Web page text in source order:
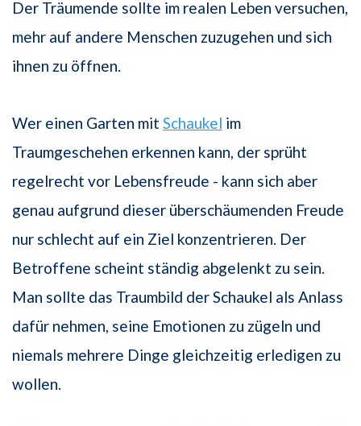
Der Träumende sollte im realen Leben versuchen,
mehr auf andere Menschen zuzugehen und sich
ihnen zu öffnen.
Wer einen Garten mit Schaukel im
Traumgeschehen erkennen kann, der sprüht
regelrecht vor Lebensfreude - kann sich aber
genau aufgrund dieser überschäumenden Freude
nur schlecht auf ein Ziel konzentrieren. Der
Betroffene scheint ständig abgelenkt zu sein.
Man sollte das Traumbild der Schaukel als Anlass
dafür nehmen, seine Emotionen zu zügeln und
niemals mehrere Dinge gleichzeitig erledigen zu
wollen.